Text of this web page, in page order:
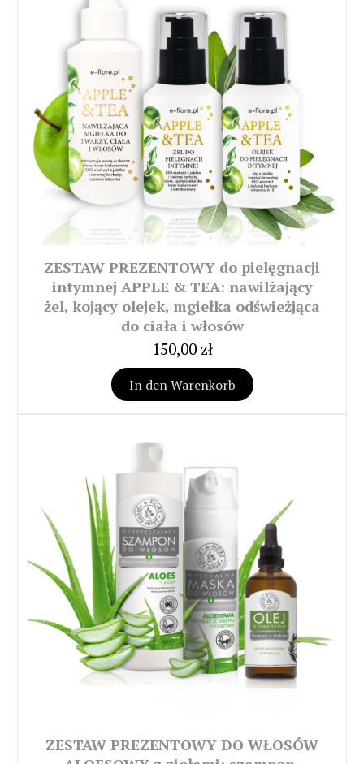
ZESTAW PREZENTOWY do pielęgnacji
intymnej APPLE & TEA: nawilżający
żel, kojący olejek, mgiełka odświeżjąca
do ciała i włosów
150,00 zł
In den Warenkorb
ZESTAW PREZENTOWY DO WŁOSÓW